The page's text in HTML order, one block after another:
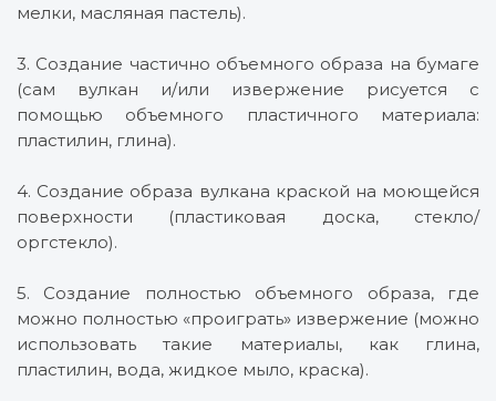
мелки, масляная пастель).
3. Создание частично объемного образа на бумаге
(сам вулкан и/или извержение рисуется с
помощью объемного пластичного материала:
пластилин, глина).
4. Создание образа вулкана краской на моющейся
поверхности (пластиковая доска, стекло/
оргстекло).
5. Создание полностью объемного образа, где
можно полностью «проиграть» извержение (можно
использовать такие материалы, как глина,
пластилин, вода, жидкое мыло, краска).